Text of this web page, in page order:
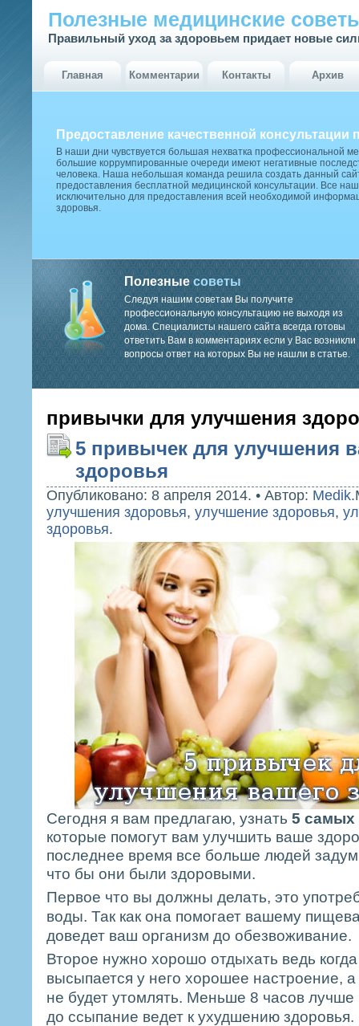
Полезные медицинские
Правильный уход за здоровьем придает новые
Главная Комментарии Контакты Архив
Предоставление качественной консультации
В наши дни чувствуется большая нехватка профессиональной
большие коррумпированные очереди имеют негативные
человека. Наша небольшая команда решила создать данный
предоставления бесплатной медицинской консультации. Все
исключительно для предоставления всей необходимой
здоровья.
Полезныесоветы
Следуя нашим советам Вы получите
профессиональную консультацию не выходя из
дома. Специалисты нашего сайта всегда готовы
ответить Вам в комментариях если у Вас возникли
вопросы ответ на которых Вы не нашли в статье.
привычки для улучшения
5 привычек для улучшения
здоровья
Опубликовано: 8 апреля 2014. • Автор: Medik.
улучшения здоровья, улучшение здоровья,
здоровья.
Сегодня я вам предлагаю, узнать 5 самых
которые помогут вам улучшить ваше
последнее время все больше людей
что бы они были здоровыми.
Первое что вы должны делать, это
воды. Так как она помогает вашему
доведет ваш организм до обезвоживание.
Второе нужно хорошо отдыхать ведь
высыпается у него хорошее настроение, а
не будет утомлять. Меньше 8 часов лучше
до ссыпание ведет к ухудшению здоровья.